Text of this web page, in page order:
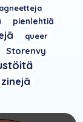
pienlehtiä
queer
Storenvy
zinejä